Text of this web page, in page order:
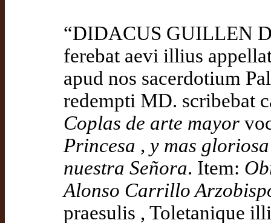
“DIDACUS GUILLEN
ferebat aevi illius
apud nos sacerdotium
redempti MD. scribebat
Coplas de arte mayor
Princesa , y mas
nuestra Señora. Item:
Alonso Carrillo
praesulis , Toletanique